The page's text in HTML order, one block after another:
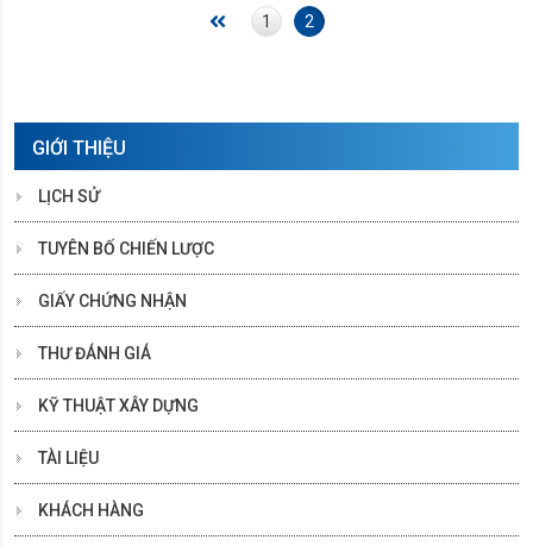
1 2
GIỚI THIỆU
LỊCH SỬ
TUYÊN BỐ CHIẾN LƯỢC
GIẤY CHỨNG NHẬN
THƯ ĐÁNH GIÁ
KỸ THUẬT XÂY DỰNG
TÀI LIỆU
KHÁCH HÀNG